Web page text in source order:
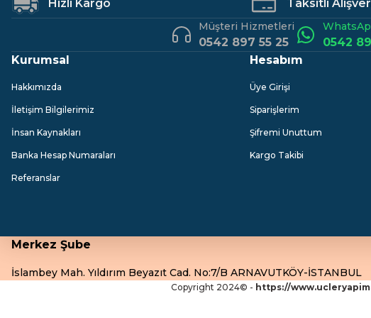
Hızlı Kargo Taksitli
Müşteri Hizmetleri
0542 897 55 25
0542
Kurumsal
Hakkımızda
İletişim Bilgilerimiz
İnsan Kaynakları
Banka Hesap Numaraları
Referanslar
Hesabım
Üye Girişi
Siparişlerim
Şifremi Unuttum
Kargo Takibi
Merkez Şube
İslambey Mah. Yıldırım Beyazıt Cad. No:7/B ARNAVUTKÖY-İSTANBUL
Copyright 2024© - https://